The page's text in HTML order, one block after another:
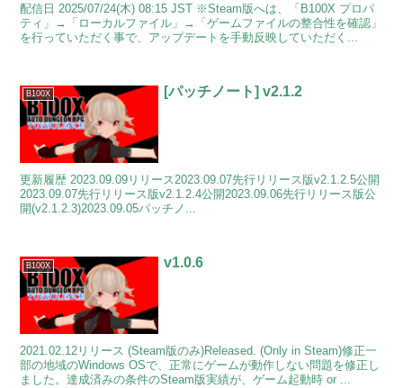
配信日 2025/07/24(木) 08:15 JST ※Steam版へは、「B100X プロパ
ティ」→「ローカルファイル」→「ゲームファイルの整合性を確認」
を行っていただく事で、アップデートを手動反映していただく...
B100X [パッチノート] v2.1.2
更新履歴 2023.09.09リリース2023.09.07先行リリース版v2.1.2.5公開
2023.09.07先行リリース版v2.1.2.4公開2023.09.06先行リリース版公
開(v2.1.2.3)2023.09.05パッチノ...
B100X v1.0.6
2021.02.12リリース (Steam版のみ)Released. (Only in Steam)修正一
部の地域のWindows OSで、正常にゲームが動作しない問題を修正し
ました。達成済みの条件のSteam版実績が、ゲーム起動時 or ...